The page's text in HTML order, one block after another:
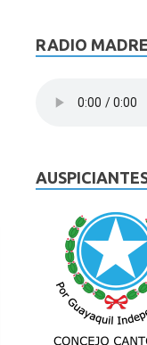
ACTUALIDAD
CNE
junio 22, 2018- by
RADIO